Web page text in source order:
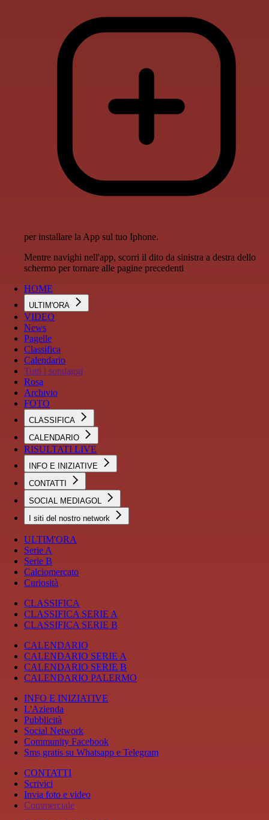
per installare la App sul tuo Iphone.
Mentre navighi nell'app, scorri il dito da sinistra a destra dello
schermo per tornare alle pagine precedenti
HOME
ULTIM'ORA
VIDEO
News
Pagelle
Classifica
Calendario
Tutti i sondaggi
Rosa
Archivio
FOTO
CLASSIFICA
CALENDARIO
RISULTATI LIVE
INFO E INIZIATIVE
CONTATTI
SOCIAL MEDIAGOL
I siti del nostro network
ULTIM'ORA
Serie A
Serie B
Calciomercato
Curiosità
CLASSIFICA
CLASSIFICA SERIE A
CLASSIFICA SERIE B
CALENDARIO
CALENDARIO SERIE A
CALENDARIO SERIE B
CALENDARIO PALERMO
INFO E INIZIATIVE
L'Azienda
Pubblicità
Social Network
Community Facebook
Sms gratis su Whatsapp e Telegram
CONTATTI
Scrivici
Invia foto e video
Commerciale